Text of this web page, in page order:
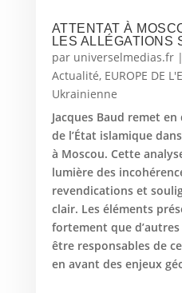
ATTENTAT À
LES ALLÉGATIONS
par universelmedias.fr|
Actualité, EUROPE DE
Ukrainienne
Jacques Baud remet
de l’État islamique
à Moscou. Cette
lumière des
revendications et
clair. Les éléments
fortement que
être responsables de
en avant des enjeux